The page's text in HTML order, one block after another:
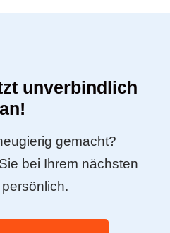
unverbindlich
an!
gemacht?
bei Ihrem nächsten